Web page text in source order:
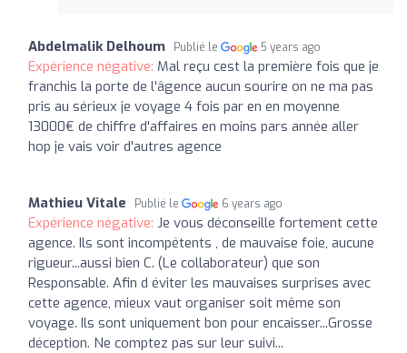
Abdelmalik Delhoum Publié le 5 years ago
Expérience négative: Mal reçu cest la première fois que je
franchis la porte de l'âgence aucun sourire on ne ma pas
pris au sérieux je voyage 4 fois par en en moyenne
13000€ de chiffre d'affaires en moins pars année aller
hop je vais voir d'autres agence
Mathieu Vitale Publié le 6 years ago
Expérience négative: Je vous déconseille fortement cette
agence. Ils sont incompétents , de mauvaise foie, aucune
rigueur...aussi bien C. (Le collaborateur) que son
Responsable. Afin d éviter les mauvaises surprises avec
cette agence, mieux vaut organiser soit même son
voyage. Ils sont uniquement bon pour encaisser...Grosse
déception. Ne comptez pas sur leur suivi...